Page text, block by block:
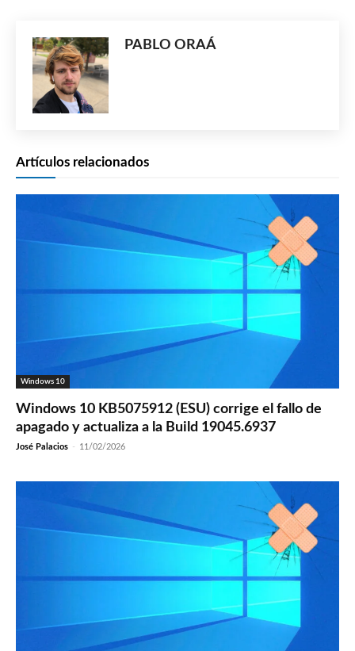
PABLO ORAÁ
Artículos relacionados
Windows 10
Windows 10 KB5075912 (ESU) corrige el fallo de
apagado y actualiza a la Build 19045.6937
José Palacios - 11/02/2026